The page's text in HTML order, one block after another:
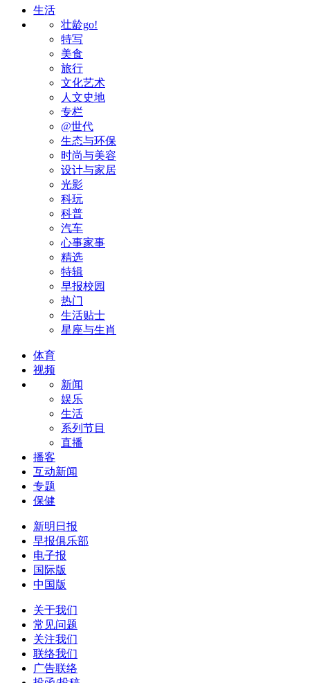
生活
壮龄go!
特写
美食
旅行
文化艺术
人文史地
专栏
@世代
生态与环保
时尚与美容
设计与家居
光影
科玩
科普
汽车
心事家事
精选
特辑
早报校园
热门
生活贴士
星座与生肖
体育
视频
新闻
娱乐
生活
系列节目
直播
播客
互动新闻
专题
保健
新明日报
早报俱乐部
电子报
国际版
中国版
关于我们
常见问题
关注我们
联络我们
广告联络